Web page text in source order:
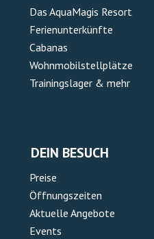
Das AquaMagis Resort
Ferienunterkünfte
Cabanas
Wohnmobilstellplätze
Trainingslager & mehr
DEIN BESUCH
Preise
Öffnungszeiten
Aktuelle Angebote
Events